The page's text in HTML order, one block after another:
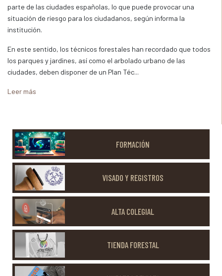
parte de las ciudades españolas, lo que puede provocar una
situación de riesgo para los ciudadanos, según informa la
institución.
En este sentido, los técnicos forestales han recordado que todos
los parques y jardines, así como el arbolado urbano de las
ciudades, deben disponer de un Plan Téc...
Leer más
FORMACIÓN
VISADO Y REGISTROS
ALTA COLEGIAL
TIENDA FORESTAL